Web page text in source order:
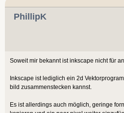
PhillipK
Soweit mir bekannt ist inkscape nicht für
Inkscape ist lediglich ein 2d
bild zusammenstecken kannst.
Es ist allerdings auch möglich, geringe